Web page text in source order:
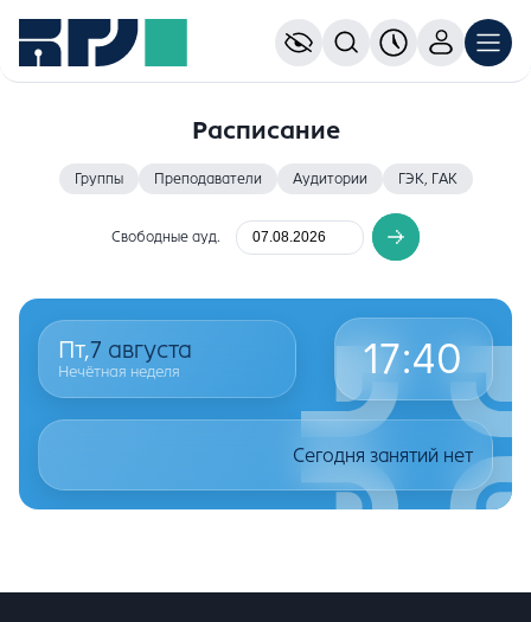
Расписание
Группы Преподаватели Аудитории ГЭК, ГАК
Свободные ауд.
Пт,7 августа
Нечётная неделя 17:40
Сегодня занятий нет